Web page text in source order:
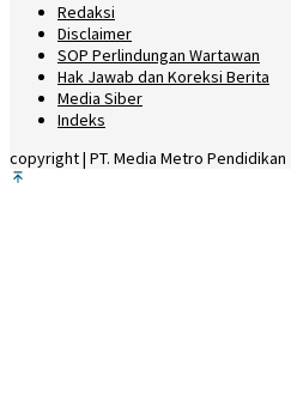
Redaksi
Disclaimer
SOP Perlindungan Wartawan
Hak Jawab dan Koreksi Berita
Media Siber
Indeks
copyright | PT. Media Metro Pendidikan